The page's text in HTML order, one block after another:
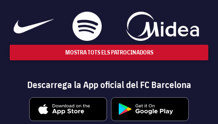
MOSTRA TOTS ELS PATROCINADORS
Descarrega la App oficial del FC Barcelona